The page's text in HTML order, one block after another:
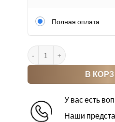
Полная оплата
В
У вас есть
Наши